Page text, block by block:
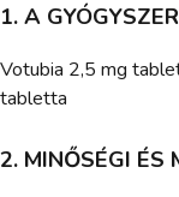
1. A
Votubia 2,5 mg
tabletta
2. MINŐSÉGI ÉS